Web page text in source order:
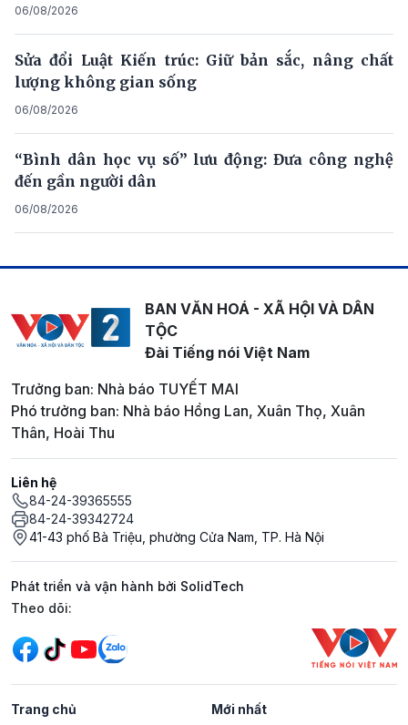
06/08/2026
Sửa đổi Luật Kiến trúc: Giữ bản sắc, nâng chất
lượng không gian sống
06/08/2026
“Bình dân học vụ số” lưu động: Đưa công nghệ
đến gần người dân
06/08/2026
BAN VĂN HOÁ - XÃ HỘI VÀ DÂN
TỘC
Đài Tiếng nói Việt Nam
Trưởng ban: Nhà báo TUYẾT MAI
Phó trưởng ban: Nhà báo Hồng Lan, Xuân Thọ, Xuân
Thân, Hoài Thu
Liên hệ
84-24-39365555
84-24-39342724
41-43 phố Bà Triệu, phường Cửa Nam, TP. Hà Nội
Phát triển và vận hành bởi SolidTech
Mạng xã hội
Theo dõi:
Trang chủ Mới nhất